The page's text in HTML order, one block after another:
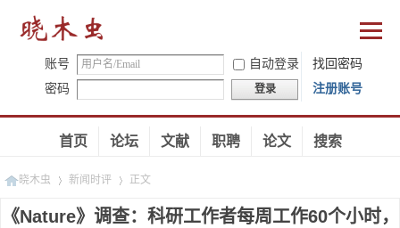
账号 自动登录
找回密码
密码
登录 注册账号
首页 论坛 文献 职聘 论文 搜索
晓木虫 新闻时评 正文
《Nature》调查：科研工作者每周工作60个小时，